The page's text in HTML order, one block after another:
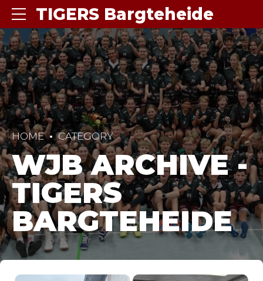
TIGERS Bargteheide
HOME CATEGORY
WJB ARCHIVE -
TIGERS
BARGTEHEIDE